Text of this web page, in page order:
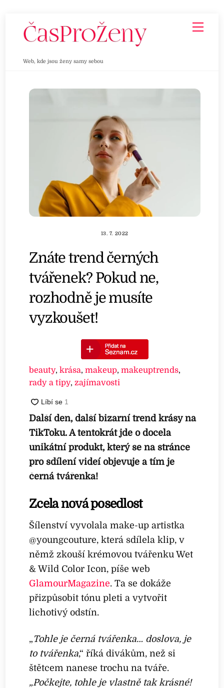
Web, kde jsou ženy samy sebou
13. 7. 2022
Znáte trend černých
tvářenek? Pokud ne,
rozhodně je musíte
vyzkoušet!
beauty,krása,makeup,makeuptrends,
rady a tipy, zajímavosti
Další den, další bizarní trend krásy na
TikToku. A tentokrát jde o docela
unikátní produkt, který se na stránce
pro sdílení videí objevuje a tím je
černá tvářenka!
Zcela nová posedlost
Šílenství vyvolala make-up artistka
@youngcouture, která sdílela klip, v
němž zkouší krémovou tvářenku Wet
& Wild Color Icon, píše web
GlamourMagazine. Ta se dokáže
přizpůsobit tónu pleti a vytvořit
lichotivý odstín.
„ Tohle je černá tvářenka… doslova, je
to tvářenka,“ říká divákům, než si
štětcem nanese trochu na tváře.
„Počkejte, tohle je vlastně tak krásné!